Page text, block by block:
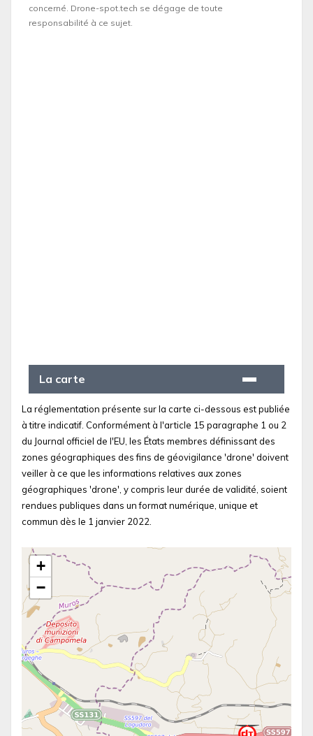
concerné. Drone-spot.tech se dégage de toute
responsabilité à ce sujet.
La carte
La réglementation présente sur la carte ci-dessous est publiée
à titre indicatif. Conformément à l'article 15 paragraphe 1 ou 2
du Journal officiel de l'EU, les États membres définissant des
zones géographiques des fins de géovigilance 'drone' doivent
veiller à ce que les informations relatives aux zones
géographiques 'drone', y compris leur durée de validité, soient
rendues publiques dans un format numérique, unique et
commun dès le 1 janvier 2022.